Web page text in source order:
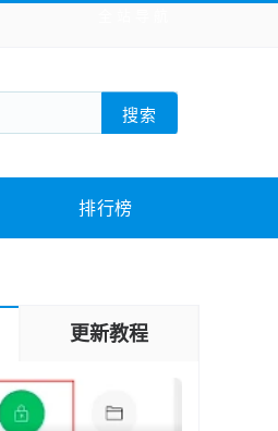
生活实用
枪战射击
系统软件 素材下载
搜索
排行榜
更新教程